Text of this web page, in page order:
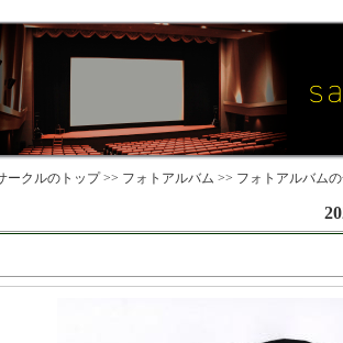
ークルのトップ >> フォトアルバム >> フォトアルバム